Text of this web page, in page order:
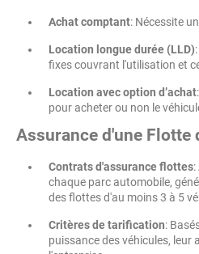
Achat comptant: Nécessite
Location longue durée (LLD)
fixes couvrant l'utilisation et
Location avec option d’achat
pour acheter ou non le
Assurance d'une Flotte
Contrats d'assurance flottes
chaque parc automobile,
des flottes d'au moins 3 à 5
Critères de tarification:
puissance des véhicules, leur